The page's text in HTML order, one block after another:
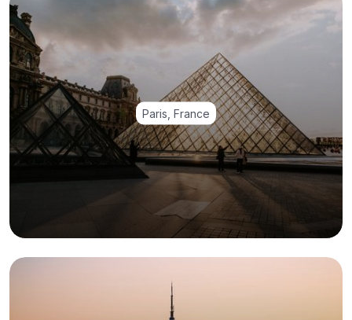
Paris, France